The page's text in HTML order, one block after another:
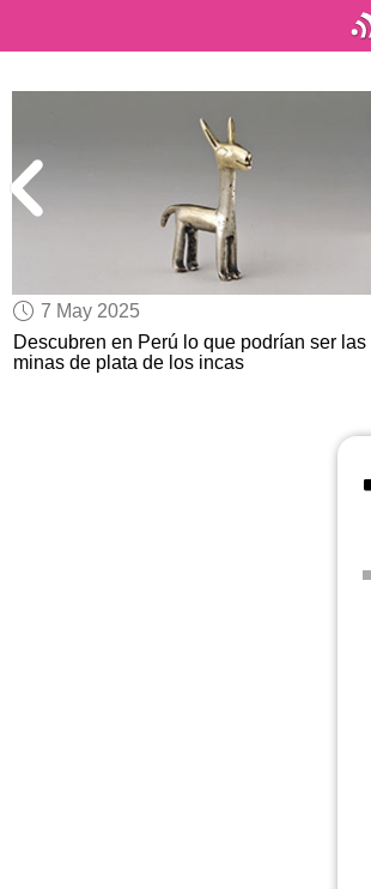
7 May 2025
Descubren en Perú lo que podrían ser las
minas de plata de los incas